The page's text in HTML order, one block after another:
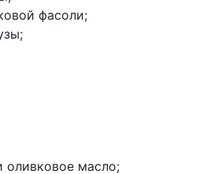
фасоли;
оливковое масло;